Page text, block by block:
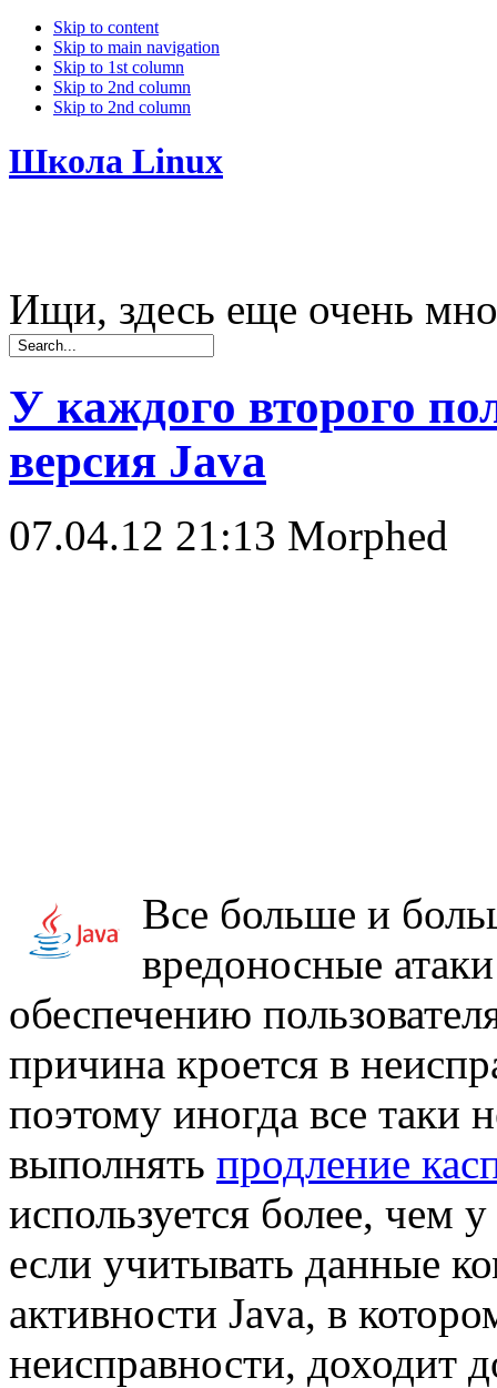
Skip to content
Skip to main navigation
Skip to 1st column
Skip to 2nd column
Skip to 2nd column
Школа Linux
Ищи, здесь еще очень
У каждого второго
версия Java
07.04.12 21:13 Morphed
Все больше и
вредоносные
обеспечению
причина кроется в
поэтому иногда все таки
выполнять продление
используется более, чем
если учитывать данные
активности Java, в
неисправности, доходит